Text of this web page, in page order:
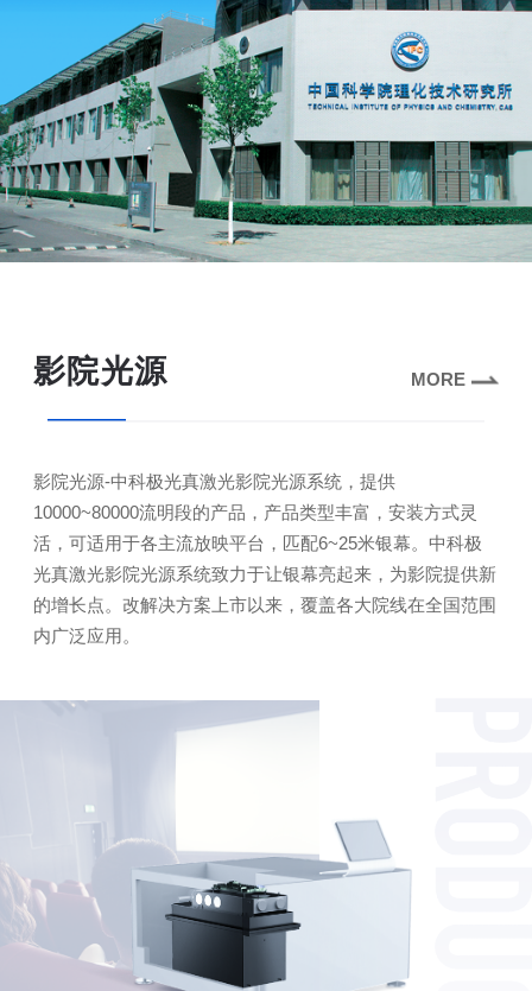
影院光源 MORE
影院光源-中科极光真激光影院光源系统，提供
10000~80000流明段的产品，产品类型丰富，安装方式灵
活，可适用于各主流放映平台，匹配6~25米银幕。中科极
光真激光影院光源系统致力于让银幕亮起来，为影院提供新
的增长点。改解决方案上市以来，覆盖各大院线在全国范围
内广泛应用。